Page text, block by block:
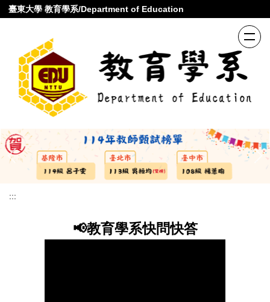
跳
到
臺東大學 教育學系/Department of Education
:::
📢教育學系快問快答